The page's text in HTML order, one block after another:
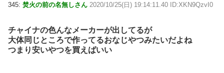
345: 焚火の前の名無しさん 2020/10/25(日) 19:14:11.40 ID:XKN9QzvI0
チャイナの色んなメーカーが出してるが
大体同じところで作ってるおなじやつみたいだよね
つまり安いやつを買えばいい